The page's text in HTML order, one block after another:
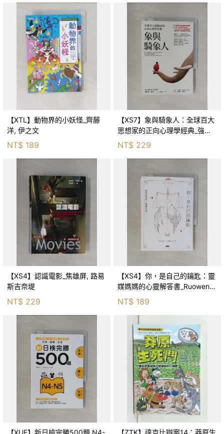
【XTL】動物界的小妖怪_齊藤
洋, 伊之文
NT$ 189
【XS7】象與騎象人：全球百大
思想家的正向心理學經典_強納
森．海德, 李靜瑤
NT$ 229
【XS4】認識電影_焦雄屏, 路易
斯吉奈堤
NT$ 229
【XS4】你，是自己的鑰匙：靈
媒媽媽的心靈解答書_Ruowen
Huang
NT$ 189
【XUF】新日檢完勝500題 N4-
【ZTK】達克比辦案14：莽原生